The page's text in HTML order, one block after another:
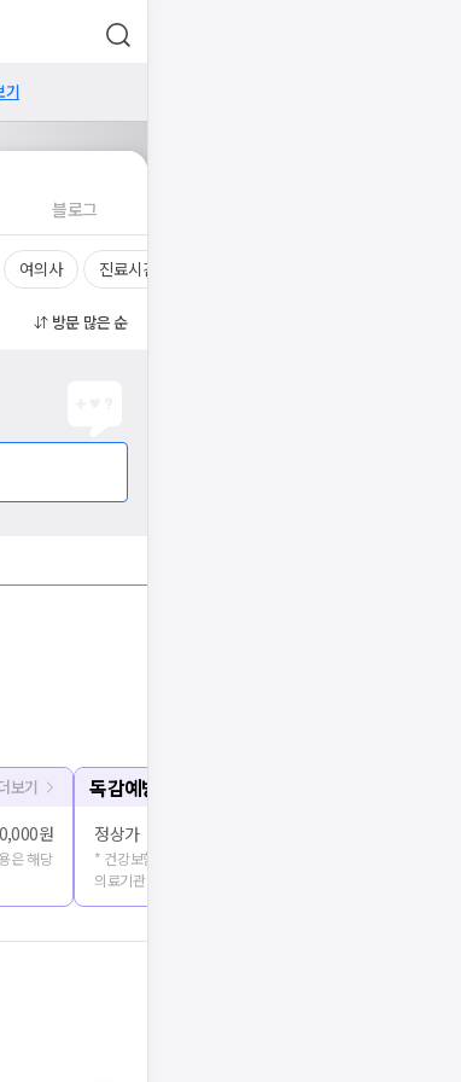
기
블로그
여의사 진료시간
방문 많은 순
보기
원
은 해당
독감예방접종
정상가
* 건강보험심사평가원에 공개된 진료비용을 출처로 합니다. 정확
의료기관에 문의해주세요.